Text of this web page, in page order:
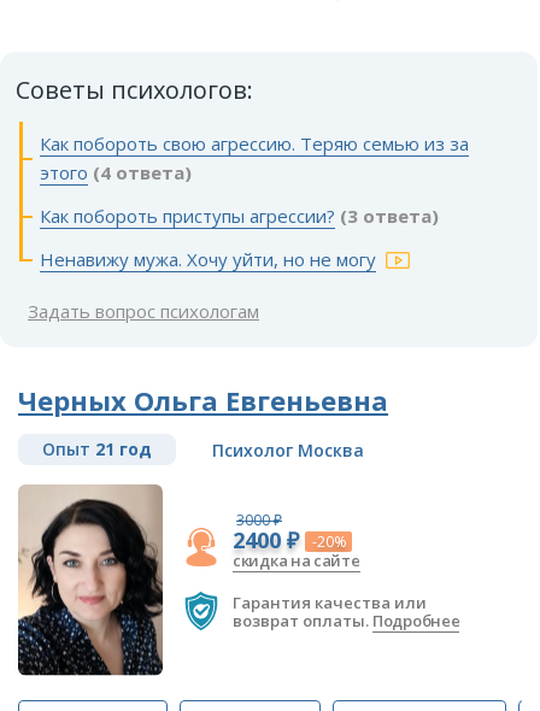
Советы психологов:
Как побороть свою агрессию. Теряю семью из за
этого (4 ответа)
Как побороть приступы агрессии? (3 ответа)
Ненавижу мужа. Хочу уйти, но не могу
Задать вопрос психологам
Черных Ольга Евгеньевна
Опыт 21 год Психолог Москва
3000 ₽
2400 ₽ -20%
скидка на сайте
Гарантия качества или
возврат оплаты. Подробнее